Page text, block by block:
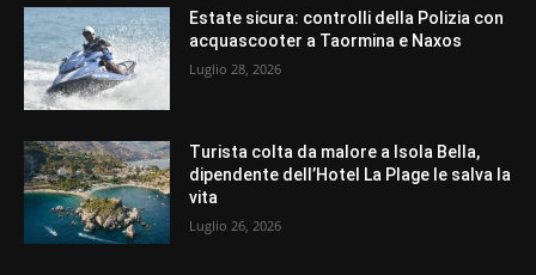
Estate sicura: controlli della Polizia con
acquascooter a Taormina e Naxos
Luglio 28, 2026
Turista colta da malore a Isola Bella,
dipendente dell’Hotel La Plage le salva la
vita
Luglio 26, 2026